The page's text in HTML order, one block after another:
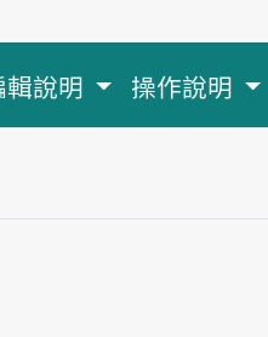
輯說明 操作說明